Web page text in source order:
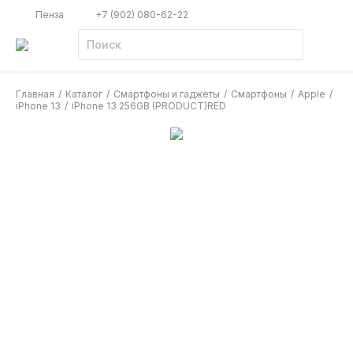
Пенза +7 (902) 080-62-22
Главная / Каталог / Смартфоны и гаджеты / Смартфоны / Apple /
iPhone 13 / iPhone 13 256GB (PRODUCT)RED